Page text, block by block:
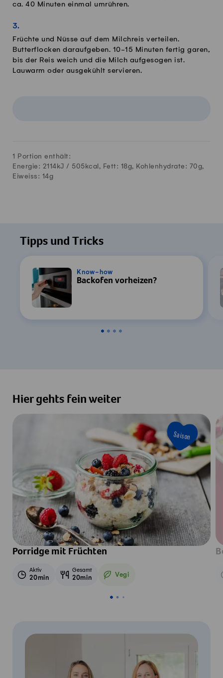
ca. 40 Minuten einmal umrühren.
Früchte und Nüsse auf dem Milchreis verteilen.
Butterflocken daraufgeben. 10-15 Minuten fertig garen,
bis der Reis weich und die Milch aufgesogen ist.
Lauwarm oder ausgekühlt servieren.
1 Portion enthält:
Energie: 2114kJ / 505 kcal, Fett: 18g, Kohlenhydrate: 70g,
Eiweiss: 14g
Tipps und Tricks
Know-how
Backofen vorheizen?
Hier gehts fein weiter
Saison
Porridge mit Früchten
Aktiv
20min
Gesamt
20min Vegi
Vegetarisch